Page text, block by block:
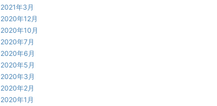
2021年3月
2020年12月
2020年10月
2020年7月
2020年6月
2020年5月
2020年3月
2020年2月
2020年1月